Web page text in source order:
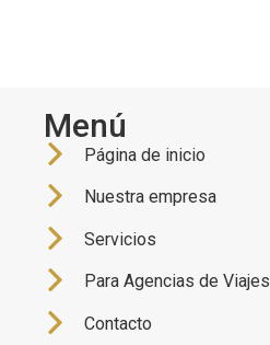
Menú
Página de inicio
Nuestra empresa
Servicios
Para Agencias de Viajes
Contacto